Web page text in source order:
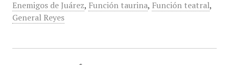
Enemigos de Juárez, Función taurina, Función teatral,
General Reyes